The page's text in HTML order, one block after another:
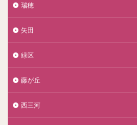
瑞穂
矢田
緑区
藤が丘
西三河